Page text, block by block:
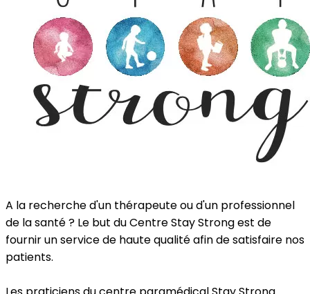
A la recherche d'un thérapeute ou d'un professionnel
de la santé ? Le but du Centre Stay Strong est de
fournir un service de haute qualité afin de satisfaire nos
patients.